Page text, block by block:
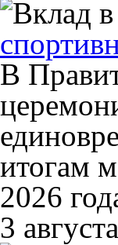
В
итогам
2026
3